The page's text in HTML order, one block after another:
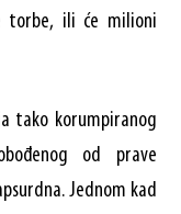
torbe, ili će milioni
tako korumpiranog
od prave
Jednom kad